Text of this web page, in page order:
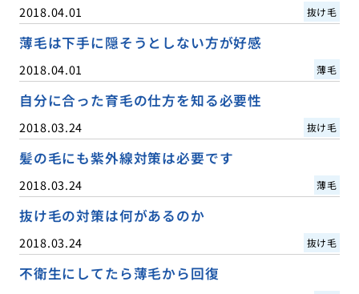
2018.04.01 抜け毛
薄毛は下手に隠そうとしない方が好感
2018.04.01 薄毛
自分に合った育毛の仕方を知る必要性
2018.03.24 抜け毛
髪の毛にも紫外線対策は必要です
2018.03.24 薄毛
抜け毛の対策は何があるのか
2018.03.24 抜け毛
不衛生にしてたら薄毛から回復